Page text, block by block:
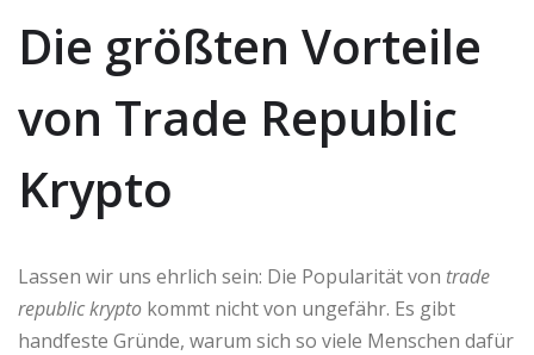
Die größten Vorteile
von Trade Republic
Krypto
Lassen wir uns ehrlich sein: Die Popularität von trade
republic krypto kommt nicht von ungefähr. Es gibt
handfeste Gründe, warum sich so viele Menschen dafür